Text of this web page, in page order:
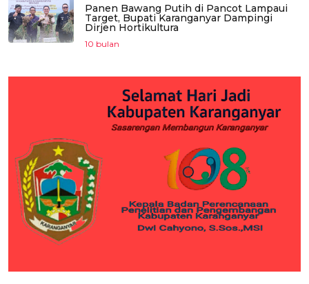
Panen Bawang Putih di Pancot Lampaui
Target, Bupati Karanganyar Dampingi
Dirjen Hortikultura
10 bulan